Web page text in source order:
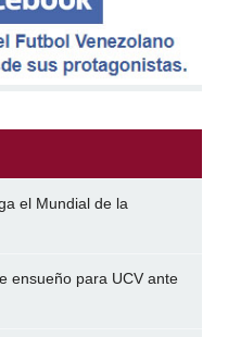
el Mundial de la
ensueño para UCV ante